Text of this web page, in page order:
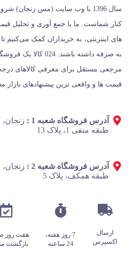
کنار شماست. ما با جمع‌ آوری و تحلیل
های اینترنتی، به خریداران کمک می‌کنیم تا
به‌ صرفه داشته باشند.
مرجعی مستقل برای معرفی کالاهای
قیمت‌ ها و واقعی‌ ترین پیشنهادهای بازار
آدرس فروشگاه شعبه 1 :
زنجان،
طبقه منفی 1، پلاک 13
آدرس فروشگاه شعبه 2 :
طبقه همکف، پلاک 5
ارسال
اکسپرس
7 روز هفته،
24 ساعته
هفت روز
بازگشت